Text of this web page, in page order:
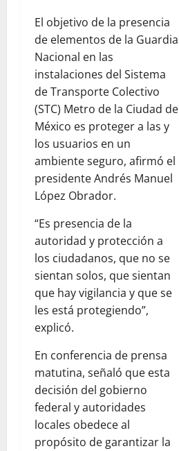
El objetivo de la presencia
de elementos de la Guardia
Nacional en las
instalaciones del Sistema
de Transporte Colectivo
(STC) Metro de la Ciudad de
México es proteger a las y
los usuarios en un
ambiente seguro, afirmó el
presidente Andrés Manuel
López Obrador.
“Es presencia de la
autoridad y protección a
los ciudadanos, que no se
sientan solos, que sientan
que hay vigilancia y que se
les está protegiendo”,
explicó.
En conferencia de prensa
matutina, señaló que esta
decisión del gobierno
federal y autoridades
locales obedece al
propósito de garantizar la